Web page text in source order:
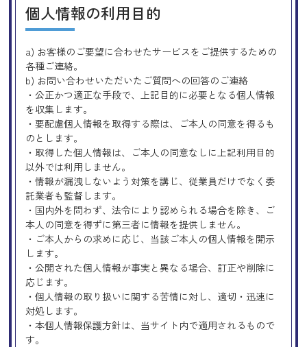
個人情報の利用目的
a) お客様のご要望に合わせたサービスをご提供するための
各種ご連絡。
b) お問い合わせいただいたご質問への回答のご連絡
・公正かつ適正な手段で、上記目的に必要となる個人情報
を収集します。
・要配慮個人情報を取得する際は、ご本人の同意を得るも
のとします。
・取得した個人情報は、ご本人の同意なしに上記利用目的
以外では利用しません。
・情報が漏洩しないよう対策を講じ、従業員だけでなく委
託業者も監督します。
・国内外を問わず、法令により認められる場合を除き、ご
本人の同意を得ずに第三者に情報を提供しません。
・ご本人からの求めに応じ、当該ご本人の個人情報を開示
します。
・公開された個人情報が事実と異なる場合、訂正や削除に
応じます。
・個人情報の取り扱いに関する苦情に対し、適切・迅速に
対処します。
・本個人情報保護方針は、当サイト内で適用されるもので
す。